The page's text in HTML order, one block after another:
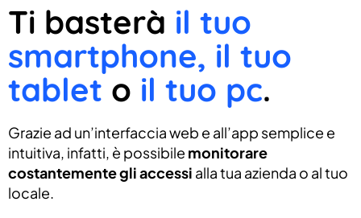
Ti basterà il tuo
smartphone, il tuo
tablet o il tuo pc.
Grazie ad un’interfaccia web e all’app semplice e
intuitiva, infatti, è possibile monitorare
costantemente gli accessi alla tua azienda o al tuo
locale.